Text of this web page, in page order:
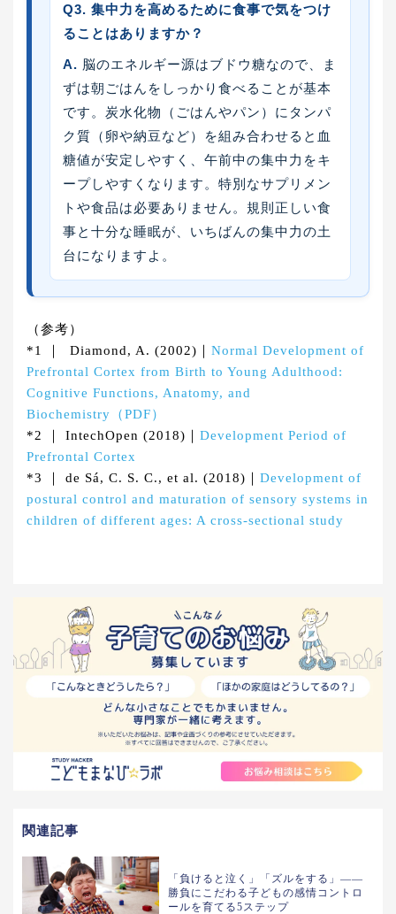
Q3. 集中力を高めるために食事で気をつけ
ることはありますか？
A. 脳のエネルギー源はブドウ糖なので、ま
ずは朝ごはんをしっかり食べることが基本
です。炭水化物（ごはんやパン）にタンパ
ク質（卵や納豆など）を組み合わせると血
糖値が安定しやすく、午前中の集中力をキ
ープしやすくなります。特別なサプリメン
トや食品は必要ありません。規則正しい食
事と十分な睡眠が、いちばんの集中力の土
台になりますよ。
（参考）
*1 ｜ Diamond, A. (2002)｜ Normal Development of
Prefrontal Cortex from Birth to Young Adulthood:
Cognitive Functions, Anatomy, and
Biochemistry（PDF）
*2 ｜ IntechOpen (2018)｜ Development Period of
Prefrontal Cortex
*3 ｜ de Sá, C. S. C., et al. (2018)｜ Development of
postural control and maturation of sensory systems in
children of different ages: A cross-sectional study
関連記事
「負けると泣く」「ズルをする」——
勝負にこだわる子どもの感情コントロ
ールを育てる5ステップ